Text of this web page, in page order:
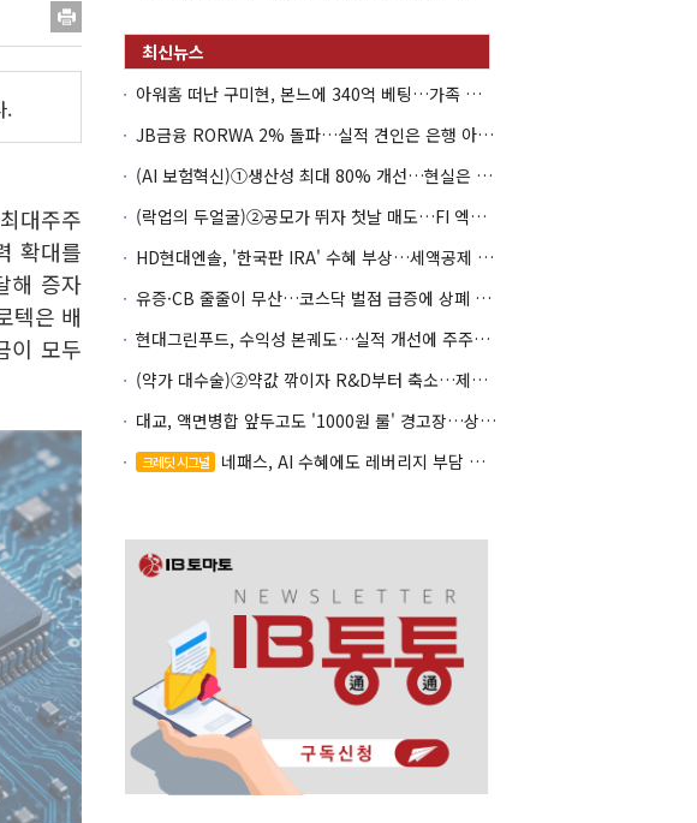
.
대주주
확대를
해 증자
텍은 배
이 모두
아워홈 떠난 구미현, 본느에 340억 베팅…가족 지배체제 구축
JB금융 RORWA 2% 돌파…실적 견인은 은행 아닌 캐피탈
(AI 보험혁신)①생산성 최대 80% 개선…현실은 '실행 격차'
(락업의 두얼굴)②공모가 뛰자 첫날 매도…FI 엑시트 전략 갈렸다
HD현대엔솔, '한국판 IRA' 수혜 부상…세액공제 선택이 변수
유증·CB 줄줄이 무산…코스닥 벌점 급증에 상폐 압박
현대그린푸드, 수익성 본궤도…실적 개선에 주주환원까지
(약가 대수술)②약값 깎이자 R&D부터 축소…제약업계 비상경영 돌입
대교, 액면병합 앞두고도 '1000원 룰' 경고장…상장유지 시험대
크레딧 시그널 네패스, AI 수혜에도 레버리지 부담 여전